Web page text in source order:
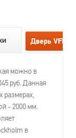
можно в
руб. Данная
размерах,
- 2000 мм.
в